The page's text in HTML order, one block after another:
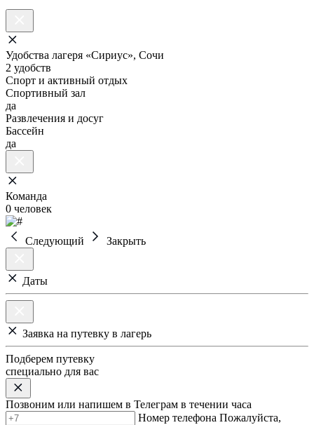
Удобства лагеря «Сириус», Сочи
2 удобств
Спорт и активный отдых
Спортивный зал
да
Развлечения и досуг
Бассейн
да
Команда
0 человек
Следующий Закрыть
Даты
Заявка на путевку в лагерь
Подберем путевку
специально для вас
Позвоним или напишем в Телеграм в течении часа
Номер телефона Пожалуйста,